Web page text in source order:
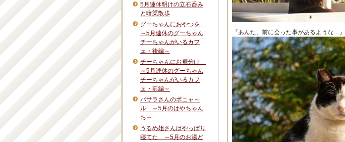
『あんた、前に会った事があるような…』
5月連休明けの立石呑み
と暗渠散歩
グーちゃんにおやつを
～5月連休のグーちゃん
チーちゃんがいるカフ
ェ・後編～
チーちゃんにお裾分け
～5月連休のグーちゃん
チーちゃんがいるカフ
ェ・前編～
バサラさんのボニャ～
ル ～5月のはやちゃん
ち～
うるめ姐さんはやっぱり
寝てた ～5月のお湯ど